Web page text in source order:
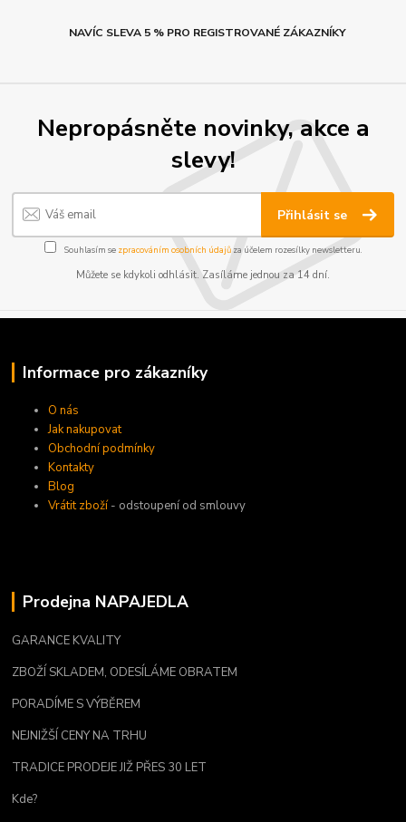
NAVÍC SLEVA 5 % PRO REGISTROVANÉ ZÁKAZNÍKY
Nepropásněte novinky, akce a
slevy!
Přihlásit se
Souhlasím se zpracováním osobních údajůza účelem rozesílky newsletteru.
Můžete se kdykoli odhlásit. Zasíláme jednou za 14 dní.
Informace pro zákazníky
O nás
Jak nakupovat
Obchodní podmínky
Kontakty
Blog
Vrátit zboží - odstoupení od smlouvy
Prodejna NAPAJEDLA
GARANCE KVALITY
ZBOŽÍ SKLADEM, ODESÍLÁME OBRATEM
PORADÍME S VÝBĚREM
NEJNIŽŠÍ CENY NA TRHU
TRADICE PRODEJE JIŽ PŘES 30 LET
Kde?